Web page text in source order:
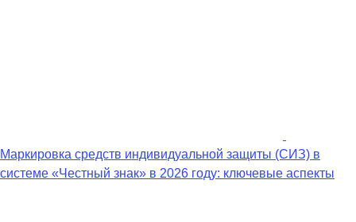
Маркировка средств индивидуальной защиты (СИЗ) в
системе «Честный знак» в 2026 году: ключевые аспекты